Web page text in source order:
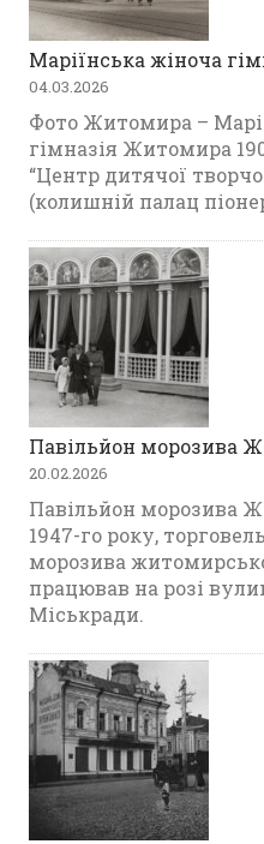
Маріїнська жіноча
04.03.2026
Фото Житомира –
гімназія Житомира
“Центр дитячої
(колишній палац
Павільйон морозива
20.02.2026
Павільйон морозива
1947-го року,
морозива
працював на розі
Міськради.